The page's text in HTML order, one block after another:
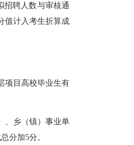
招聘人数与审核通
值计入考生折算成
项目高校毕业生有
、乡（镇）事业单
分加5分。